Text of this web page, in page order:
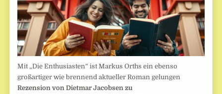
Mit „Die Enthusiasten“ ist Markus Orths ein ebenso
großartiger wie brennend aktueller Roman gelungen
Rezension von Dietmar Jacobsen zu